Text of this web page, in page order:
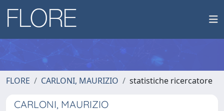
FLORE CARLONI, MAURIZIO statistiche ricercatore
CARLONI, MAURIZIO